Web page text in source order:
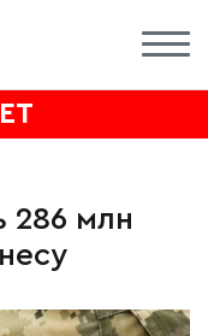
286 млн